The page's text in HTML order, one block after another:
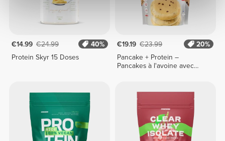
€14.99 €24.99
40%
Protein Skyr 15 Doses
€19.19 €23.99
20%
Pancake + Protein –
Pancakes à l'avoine avec